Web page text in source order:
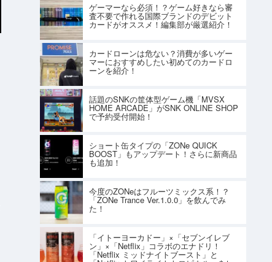
ゲーマーなら必須！？ゲーム好きなら審
査不要で作れる国際ブランドのデビット
カードがオススメ！編集部が厳選紹介！
カードローンは危ない？消費が多いゲー
マーにおすすめしたい初めてのカードロ
ーンを紹介！
話題のSNKの筐体型ゲーム機「MVSX
HOME ARCADE」がSNK ONLINE SHOP
で予約受付開始！
ショート缶タイプの「ZONe QUICK
BOOST」もアップデート！さらに新商品
も追加！
今度のZONeはフルーツミックス系！？
「ZONe Trance Ver.1.0.0」を飲んでみ
た！
「イトーヨーカドー」×「セブンイレブ
ン」×「Netflix」コラボのエナドリ！
「Netflix ミッドナイトブースト」と